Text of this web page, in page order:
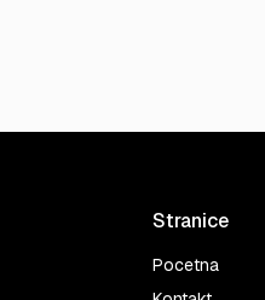
Stranice
Pocetna